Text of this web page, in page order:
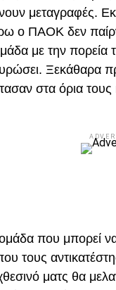
μεταγραφές.
ο ΠΑΟΚ δεν
με την
στα όρια
που μπορεί
τους
ματς θα